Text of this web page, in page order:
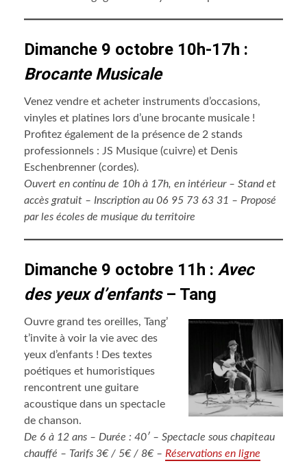
Dimanche 9 octobre 10h-17h :
Brocante Musicale
Venez vendre et acheter instruments d’occasions,
vinyles et platines lors d’une brocante musicale !
Profitez également de la présence de 2 stands
professionnels : JS Musique (cuivre) et Denis
Eschenbrenner (cordes).
Ouvert en continu de 10h à 17h, en intérieur – Stand et
accès gratuit – Inscription au 06 95 73 63 31 – Proposé
par les écoles de musique du territoire
Dimanche 9 octobre 11h : Avec
des yeux d’enfants– Tang
Ouvre grand tes oreilles, Tang’
t’invite à voir la vie avec des
yeux d’enfants ! Des textes
poétiques et humoristiques
rencontrent une guitare
acoustique dans un spectacle
de chanson.
De 6 à 12 ans – Durée : 40′ – Spectacle sous chapiteau
chauffé – Tarifs 3€ / 5€ / 8€ – Réservations en ligne